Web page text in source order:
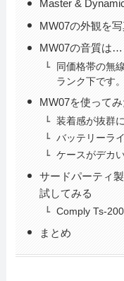
Master &
MW07の外観を
MW07の音質は…
同価格帯の無
ランク下です。
MW07を使って
装着感が抜群
バッテリーラ
ケースがデカ
サードパーティ
試してみる
Comply Ts-
まとめ